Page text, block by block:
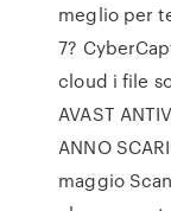
meglio per
7?
cloud i file
AVAST
ANNO
maggio